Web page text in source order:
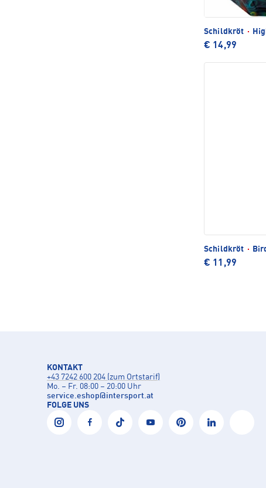
Schildkröt ·
€ 14,99
Schildkröt ·
€ 11,99
KONTAKT
+43 7242 600 204 (zum Ortstarif)
Mo. – Fr. 08:00 – 20:00 Uhr
service.eshop@intersport.at
FOLGE UNS